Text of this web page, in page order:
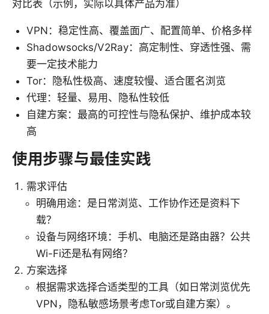
对比表（示例，实际以具体产品为准）
VPN：稳定性高、覆盖面广、配置简单、价格多样
Shadowsocks/V2Ray：高定制性、穿透性强、需
要一定技术能力
Tor：隐私性极高、速度较慢、适合匿名浏览
代理：轻量、易用、隐私性较低
自建方案：最高的可控性与隐私保护、维护成本较
高
使用步骤与最佳实践
需求评估
明确用途：是日常浏览、工作协作还是资料下
载？
设备与网络环境：手机、电脑还是路由器？公共
Wi-Fi还是私有网络？
方案选择
根据需求选择合适类型的工具（如日常浏览优先
VPN，隐私敏感场景考虑Tor或自建方案）。